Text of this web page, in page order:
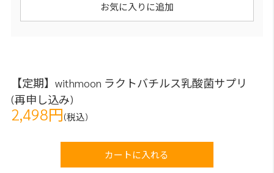
お気に入りに追加
【定期】withmoon ラクトバチルス乳酸菌サプリ
(再申し込み)
2,498円(税込)
カートに入れる